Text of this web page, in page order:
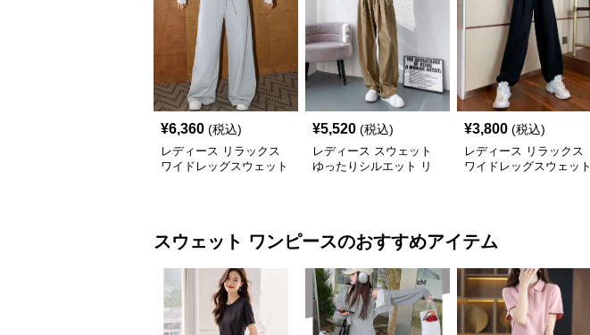
¥6,360 (税込)
レディース リラックス
ワイドレッグスウェット
¥5,520 (税込)
レディース スウェット
ゆったりシルエット リ
¥3,800 (税込)
レディース リラックス
ワイドレッグスウェット
スウェット ワンピースのおすすめアイテム